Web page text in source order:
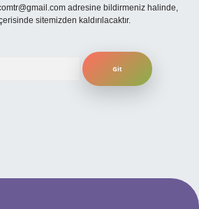
adresine bildirmeniz halinde,
sitemizden kaldırılacaktır.